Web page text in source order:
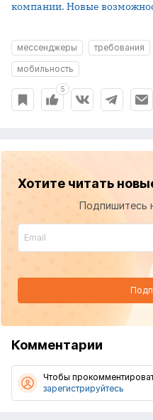
компании. Новые
мессенджеры требования
мобильность
5
Хотите читать
Подпишитесь
Комментарии
Чтобы
зарегистрируйтесь